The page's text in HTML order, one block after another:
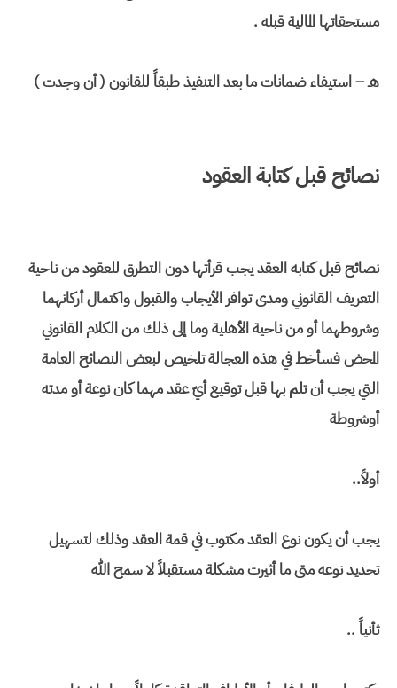
مستحقاتها المالية قبله .
هـ – استيفاء ضمانات ما بعد التنفيذ طبقاً للقانون ( أن وجدت )
نصائح قبل كتابة العقود
نصائح قبل كتابه العقد يجب قرأتها دون التطرق للعقود من ناحية
التعريف القانوني ومدى توافر الأيجاب والقبول واكتمال أركانهما
وشروطهما أو من ناحية الأهلية وما إلى ذلك من الكلام القانوني
المحض فسأخط في هذه العجالة تلخيص لبعض النصائح العامة
التي يجب أن تلم بها قبل توقيع أيّ عقد مهما كان نوعة أو مدته
أوشروطة
أولاً..
يجب أن يكون نوع العقد مكتوب في قمة العقد وذلك لتسهيل
تحديد نوعه متى ما أثيرت مشكلة مستقبلاً لا سمح الله
ثأنياً ..